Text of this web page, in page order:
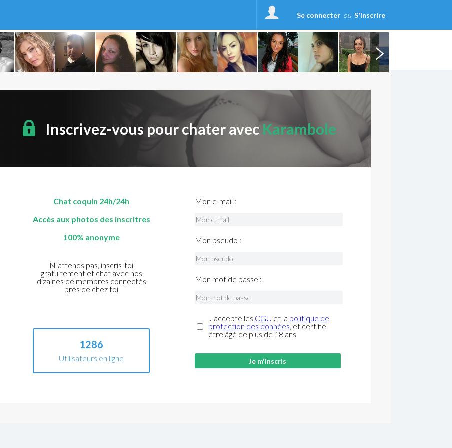
Se connecter ou S'inscrire
Inscrivez-vous pour chater avec Karambole
Chat coquin 24h/24h
Accès aux photos des inscritres
100% anonyme
N’attends pas, inscris-toi
gratuitement et chat avec nos
dizaines de membres connectés
près de chez toi
1286
Utilisateurs en ligne
Mon e-mail :
Mon pseudo :
Mon mot de passe :
J'accepte les CGU et la politique de
protection des données, et certifie
être âgé de plus de 18 ans